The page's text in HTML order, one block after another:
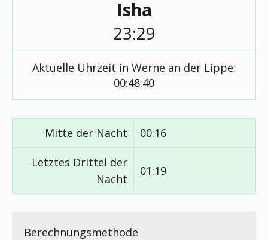
Isha
23:29
Aktuelle Uhrzeit in Werne an der Lippe:
00:48:40
Mitte der Nacht 00:16
Letztes Drittel der
Nacht
01:19
Berechnungsmethode